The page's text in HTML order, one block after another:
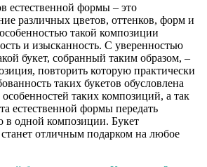
естественной формы – это
различных цветов, оттенков, форм и
такой композиции
и изысканность. С уверенностью
букет, собранный таким образом, –
повторить которую практически
таких букетов обусловлена
таких композиций, а так
естественной формы передать
в одной композиции. Букет
отличным подарком на любое